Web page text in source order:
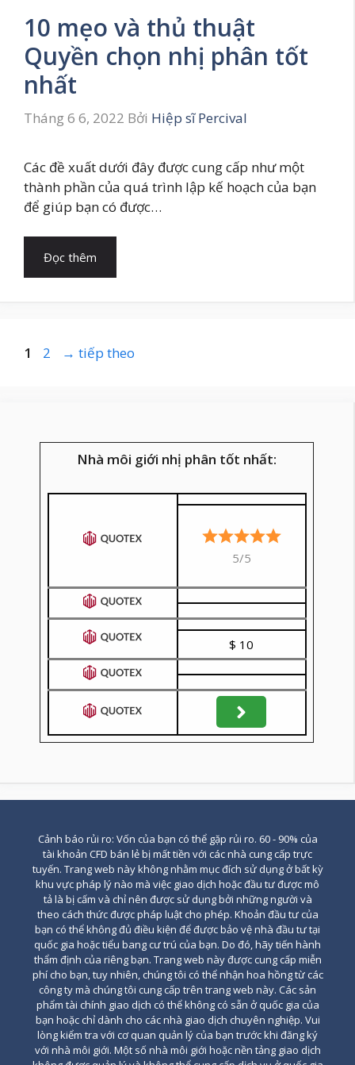
10 mẹo và thủ thuật
Quyền chọn nhị phân tốt
nhất
Tháng 6 6, 2022 Bởi Hiệp sĩ Percival
Các đề xuất dưới đây được cung cấp như một
thành phần của quá trình lập kế hoạch của bạn
để giúp bạn có được…
Đọc thêm
Trang
1 Trang
2 → tiếp theo
Nhà môi giới nhị phân tốt nhất:
5/5
$ 10
Cảnh báo rủi ro: Vốn của bạn có thể gặp rủi ro. 60 - 90% của
tài khoản CFD bán lẻ bị mất tiền với các nhà cung cấp trực
tuyến. Trang web này không nhằm mục đích sử dụng ở bất kỳ
khu vực pháp lý nào mà việc giao dịch hoặc đầu tư được mô
tả là bị cấm và chỉ nên được sử dụng bởi những người và
theo cách thức được pháp luật cho phép. Khoản đầu tư của
bạn có thể không đủ điều kiện để được bảo vệ nhà đầu tư tại
quốc gia hoặc tiểu bang cư trú của bạn. Do đó, hãy tiến hành
thẩm định của riêng bạn. Trang web này được cung cấp miễn
phí cho bạn, tuy nhiên, chúng tôi có thể nhận hoa hồng từ các
công ty mà chúng tôi cung cấp trên trang web này. Các sản
phẩm tài chính giao dịch có thể không có sẵn ở quốc gia của
bạn hoặc chỉ dành cho các nhà giao dịch chuyên nghiệp. Vui
lòng kiểm tra với cơ quan quản lý của bạn trước khi đăng ký
với nhà môi giới. Một số nhà môi giới hoặc nền tảng giao dịch